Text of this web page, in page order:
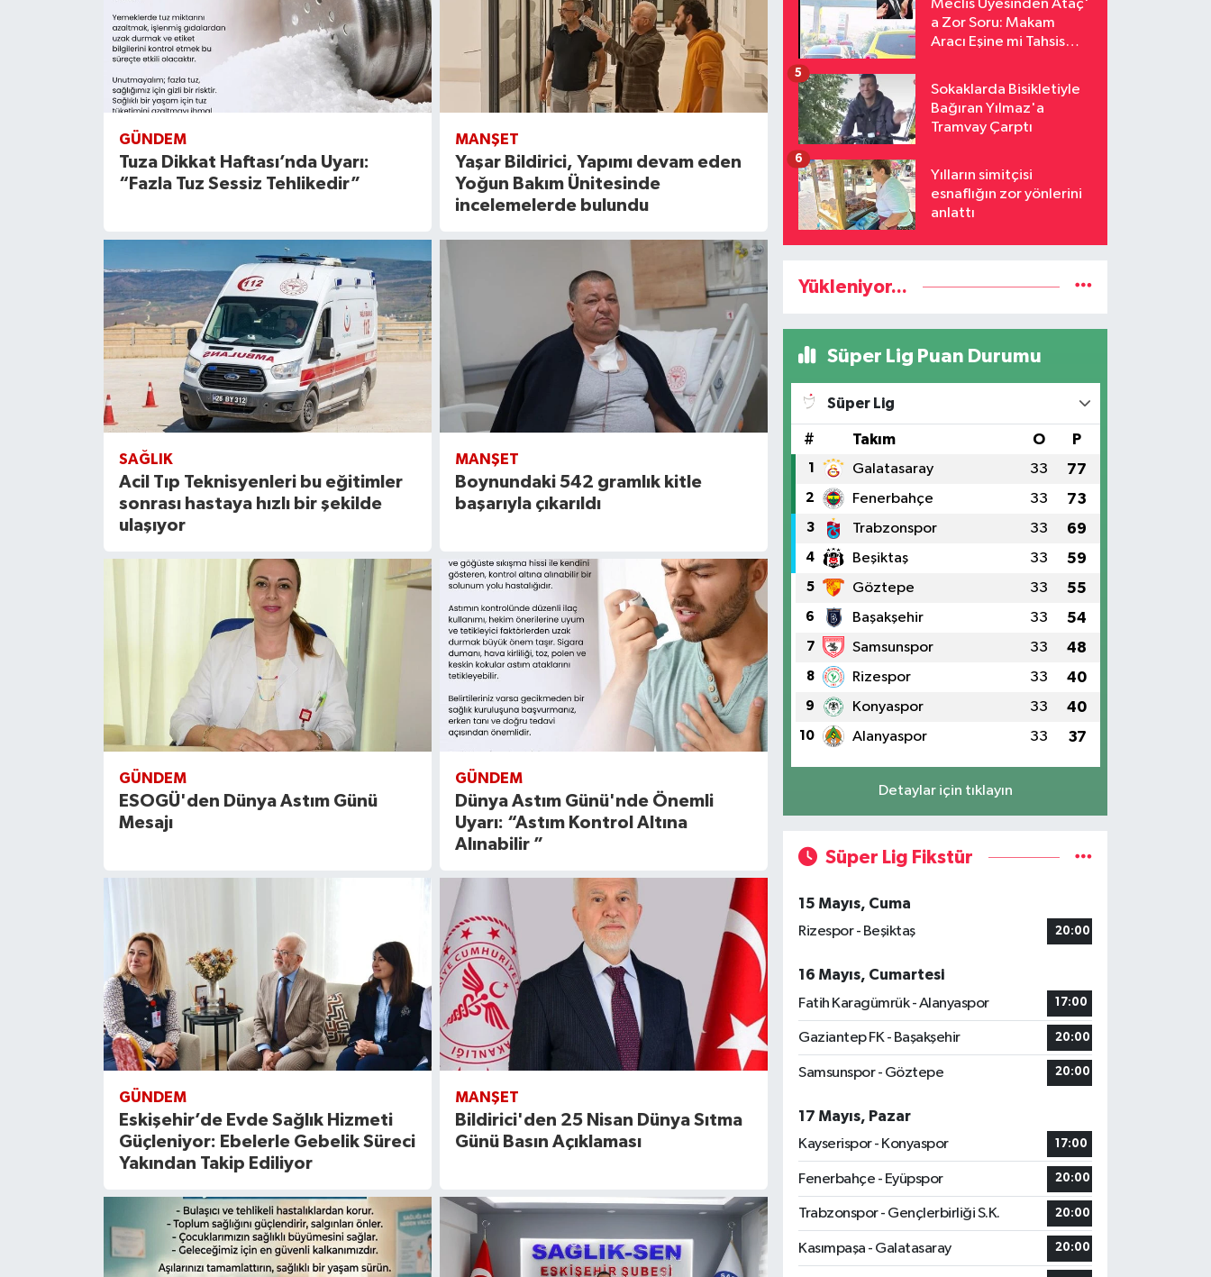
GÜNDEM
Tuza Dikkat Haftası’nda Uyarı:
“Fazla Tuz Sessiz Tehlikedir”
MANŞET
Yaşar Bildirici, Yapımı devam eden
Yoğun Bakım Ünitesinde
incelemelerde bulundu
SAĞLIK
Acil Tıp Teknisyenleri bu eğitimler
sonrası hastaya hızlı bir şekilde
ulaşıyor
MANŞET
Boynundaki 542 gramlık kitle
başarıyla çıkarıldı
GÜNDEM
ESOGÜ'den Dünya Astım Günü
Mesajı
GÜNDEM
Dünya Astım Günü'nde Önemli
Uyarı: “Astım Kontrol Altına
Alınabilir ”
GÜNDEM
Eskişehir’de Evde Sağlık Hizmeti
Güçleniyor: Ebelerle Gebelik Süreci
Yakından Takip Ediliyor
MANŞET
Bildirici'den 25 Nisan Dünya Sıtma
Günü Basın Açıklaması
Meclis Üyesinden Ataç'
a Zor Soru: Makam
Aracı Eşine mi Tahsis
Sokaklarda Bisikletiyle
Bağıran Yılmaz'a
Tramvay Çarptı
5
Yılların simitçisi
esnaflığın zor yönlerini
anlattı
6
Yükleniyor...
Süper Lig Puan Durumu
Süper Lig
# Takım O P
1 Galatasaray 33 77
2 Fenerbahçe 33 73
3 Trabzonspor 33 69
4 Beşiktaş 33 59
5 Göztepe 33 55
6 Başakşehir 33 54
7 Samsunspor 33 48
8 Rizespor 33 40
9 Konyaspor 33 40
10 Alanyaspor 33 37
Detaylar için tıklayın
Süper Lig Fikstür
15 Mayıs, Cuma
Rizespor - Beşiktaş
20:00
16 Mayıs, Cumartesi
Fatih Karagümrük - Alanyaspor
17:00
Gaziantep FK - Başakşehir 20:00
Samsunspor - Göztepe 20:00
17 Mayıs, Pazar
Kayserispor - Konyaspor
17:00
Fenerbahçe - Eyüpspor 20:00
Trabzonspor - Gençlerbirliği S.K. 20:00
Kasımpaşa - Galatasaray 20:00